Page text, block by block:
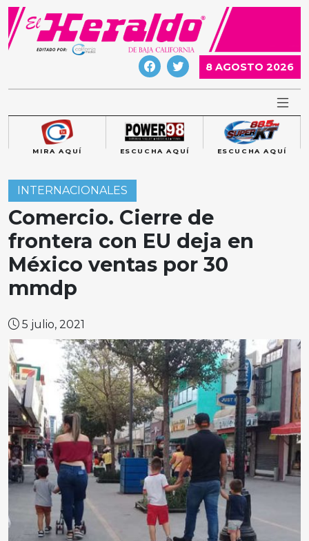
Skip
content
8 AGOSTO 2026
MIRA AQUÍ ESCUCHA AQUÍ ESCUCHA AQUÍ
INTERNACIONALES
Comercio. Cierre de
frontera con EU deja en
México ventas por 30
mmdp
5 julio, 2021